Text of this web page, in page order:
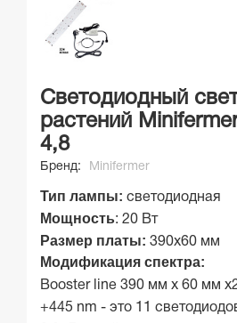
Светодиодный
растений
4,8
Бренд: Minifermer
Тип лампы: светодиодная
Мощность: 20 Вт
Размер платы: 390х60 мм
Модификация спектра:
Booster line 390 мм x 60 мм
+445 nm - это 11